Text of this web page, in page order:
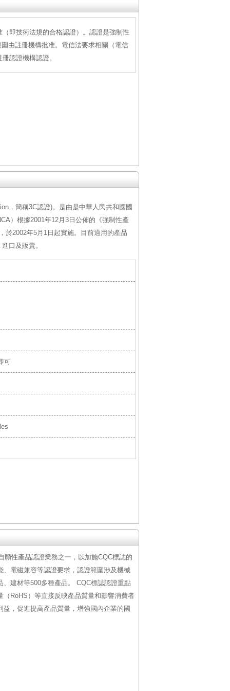
即技術法規的合格認證）。認證是強制性
由註冊機構批准。電信法要求相關（電信
認證機構認證。
，簡稱3C認證)。是由是中華人民共和國國
）根據2001年12月3日公佈的《強制性產
於2002年5月1日起實施。目前適用的產品
口及販賣。
可
願性產品認證業務之一，以加施CQC標誌的
電磁兼容等認證要求，認證範圍涉及機械
建材等500多種產品。 CQC標誌認證重點
RoHS）等直接反映產品質量和影響消費者
，促進提高產品質量，增強國內企業的國